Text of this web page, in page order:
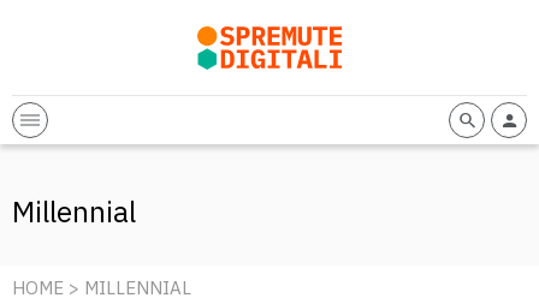
Millennial
HOME > MILLENNIAL